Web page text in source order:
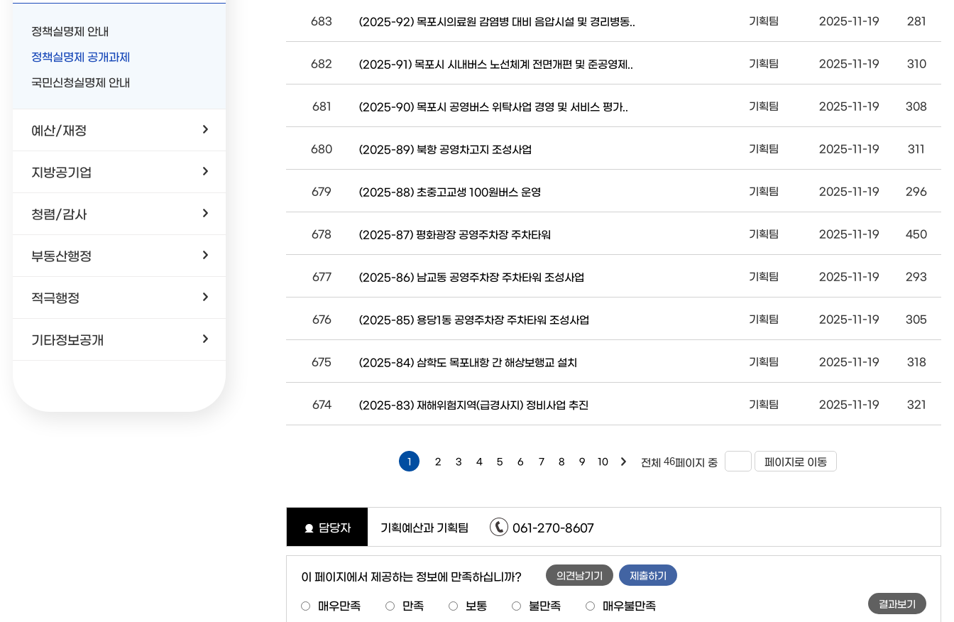
정책실명제 안내
정책실명제 공개과제
국민신청실명제 안내
예산/재정
지방공기업
청렴/감사
부동산행정
적극행정
기타정보공개
683 (2025-92) 목포시의료원 감염병 대비 음압시설 및 경리병동.. 기획팀 2025-11-19 281
682 (2025-91) 목포시 시내버스 노선체계 전면개편 및 준공영제.. 기획팀 2025-11-19 310
681 (2025-90) 목포시 공영버스 위탁사업 경영 및 서비스 평가.. 기획팀 2025-11-19 308
680 (2025-89) 북항 공영차고지 조성사업 기획팀 2025-11-19 311
679 (2025-88) 초중고교생 100원버스 운영 기획팀 2025-11-19 296
678 (2025-87) 평화광장 공영주차장 주차타워 기획팀 2025-11-19 450
677 (2025-86) 남교동 공영주차장 주차타워 조성사업 기획팀 2025-11-19 293
676 (2025-85) 용당1동 공영주차장 주차타워 조성사업 기획팀 2025-11-19 305
675 (2025-84) 삼학도 목포내항 간 해상보행교 설치 기획팀 2025-11-19 318
674 (2025-83) 재해위험지역(급경사지) 정비사업 추진 기획팀 2025-11-19 321
1 2 3 4 5 6 7 8 9 10 전체 46페이지 중 페이지로 이동
담당자 기획예산과 기획팀 061-270-8607
이 페이지에서 제공하는 정보에 만족하십니까?
매우만족 만족 보통 불만족 매우불만족
의견남기기 제출하기
결과보기